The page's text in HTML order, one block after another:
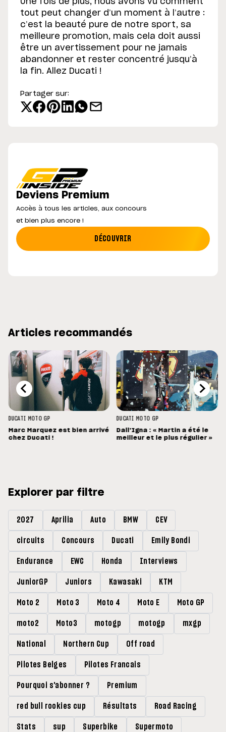
Une fois de plus, nous avons vu comment
tout peut changer d’un moment à l’autre :
c’est la beauté pure de notre sport, sa
meilleure promotion, mais cela doit aussi
être un avertissement pour ne jamais
abandonner et rester concentré jusqu’à
la fin. Allez Ducati !
Partager sur:
Deviens Premium
Accès à tous les articles, aux concours
et bien plus encore !
DÉCOUVRIR
Articles recommandés
DUCATI
MOTO GP
Marc Marquez est bien arrivé
chez Ducati !
DUCATI
MOTO GP
Dall'Igna : « Martin a été le
meilleur et le plus régulier »
Explorer par filtre
2027 Aprilia Auto BMW CEV
circuits Concours Ducati Emily Bondi
Endurance EWC Honda Interviews
JuniorGP Juniors Kawasaki KTM
Moto 2 Moto 3 Moto 4 Moto E Moto GP
moto2 Moto3 motogp motogp mxgp
National Northern Cup Off road
Pilotes Belges Pilotes Francais
Pourquoi s'abonner ? Premium
red bull rookies cup Résultats Road Racing
Stats sup Superbike Supermoto